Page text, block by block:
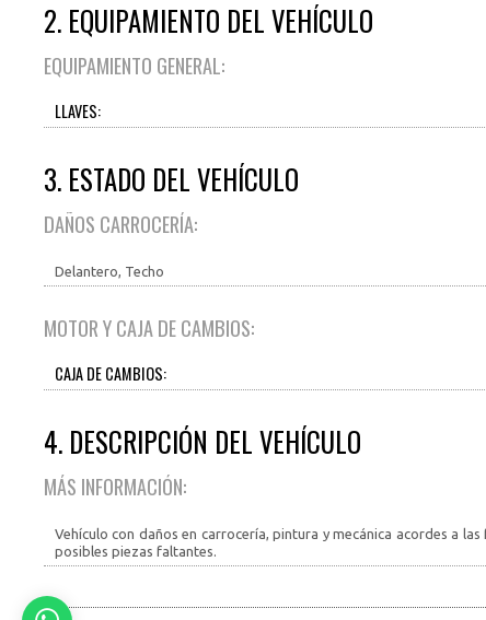
2. EQUIPAMIENTO DEL VEHÍCULO
EQUIPAMIENTO GENERAL:
LLAVES:
3. ESTADO DEL VEHÍCULO
DAÑOS CARROCERÍA:
Delantero, Techo
MOTOR Y CAJA DE CAMBIOS:
CAJA DE CAMBIOS:
4. DESCRIPCIÓN DEL VEHÍCULO
MÁS INFORMACIÓN:
Vehículo con daños en carrocería, pintura y mecánica acordes a
posibles piezas faltantes.